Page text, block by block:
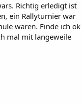
Richtig erledigt ist
ein Rallyturnier war
waren. Finde ich ok
mal mit langeweile